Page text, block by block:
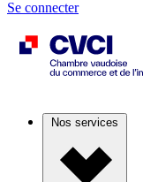
Se connecter
Nos services